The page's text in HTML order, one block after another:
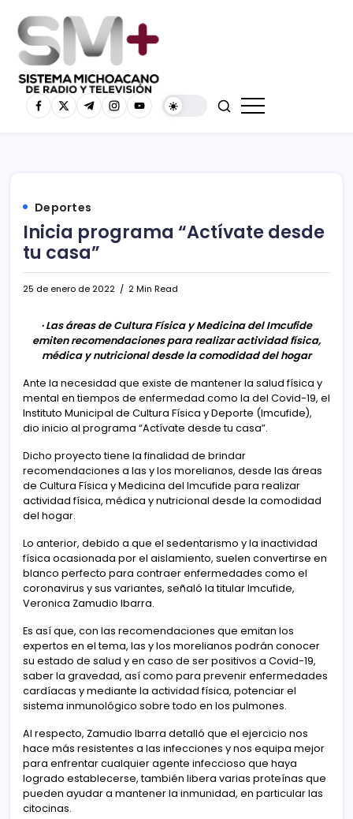
Deportes
Inicia programa “Actívate desde
tu casa”
25 de enero de 2022 2 Min Read
· Las áreas de Cultura Física y Medicina del Imcufide
emiten recomendaciones para realizar actividad física,
médica y nutricional desde la comodidad del hogar
Ante la necesidad que existe de mantener la salud física y
mental en tiempos de enfermedad como la del Covid-19, el
Instituto Municipal de Cultura Física y Deporte (Imcufide),
dio inicio al programa “Actívate desde tu casa”.
Dicho proyecto tiene la finalidad de brindar
recomendaciones a las y los morelianos, desde las áreas
de Cultura Física y Medicina del Imcufide para realizar
actividad física, médica y nutricional desde la comodidad
del hogar.
Lo anterior, debido a que el sedentarismo y la inactividad
física ocasionada por el aislamiento, suelen convertirse en
blanco perfecto para contraer enfermedades como el
coronavirus y sus variantes, señaló la titular Imcufide,
Veronica Zamudio Ibarra.
Es así que, con las recomendaciones que emitan los
expertos en el tema, las y los morelianos podrán conocer
su estado de salud y en caso de ser positivos a Covid-19,
saber la gravedad, así como para prevenir enfermedades
cardíacas y mediante la actividad física, potenciar el
sistema inmunológico sobre todo en los pulmones.
Al respecto, Zamudio Ibarra detalló que el ejercicio nos
hace más resistentes a las infecciones y nos equipa mejor
para enfrentar cualquier agente infeccioso que haya
logrado establecerse, también libera varias proteínas que
pueden ayudar a mantener la inmunidad, en particular las
citocinas.